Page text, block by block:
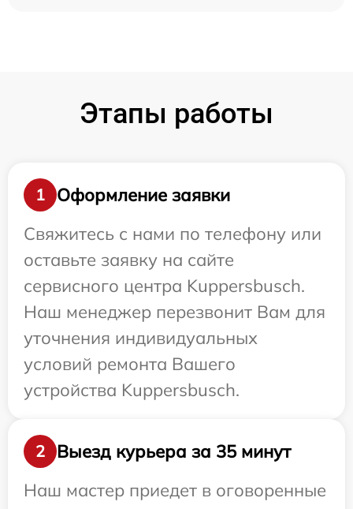
Этапы работы
1
Оформление заявки
Свяжитесь с нами по телефону или
оставьте заявку на сайте
сервисного центра Kuppersbusch.
Наш менеджер перезвонит Вам для
уточнения индивидуальных
условий ремонта Вашего
устройства Kuppersbusch.
2
Выезд курьера за 35 минут
Наш мастер приедет в оговоренные